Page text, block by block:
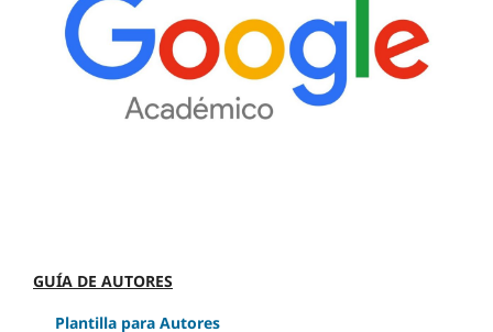
GUÍA DE AUTORES
Plantilla para Autores